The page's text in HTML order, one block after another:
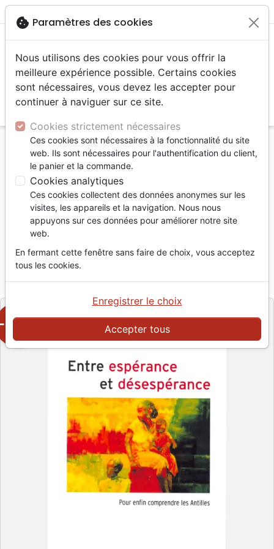
menu
Accueil Livres
Ethique, société, politique
ENTRE ESPERANCE ET DESESPERANCE - POUR
ENFIN COMPRENDRE LES ANTILLES
ENTRE ESPERANCE ET DESESPERANCE
- POUR ENFIN COMPRENDRE LES
ANTILLES
Fabrice Desplan
RéférenceEMP1149
Empreinte
50%
cookie Paramètres des cookies
Nous utilisons des cookies pour vous offrir la
meilleure expérience possible. Certains cookies
sont nécessaires, vous devez les accepter pour
continuer à naviguer sur ce site.
Cookies strictement nécessaires
Ces cookies sont nécessaires à la fonctionnalité du site
web. Ils sont nécessaires pour l'authentification du client,
le panier et la commande.
Cookies analytiques
Ces cookies collectent des données anonymes sur les
visites, les appareils et la navigation. Nous nous
appuyons sur ces données pour améliorer notre site
web.
En fermant cette fenêtre sans faire de choix, vous acceptez
tous les cookies.
Accepter tous
Enregistrer le choix